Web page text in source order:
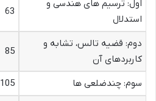
اول: ترسیم های هندسی و
استدلال
63
دوم: قضیه تالس، تشابه و
کاربردهای آن
85
سوم: چندضلعی ها 105